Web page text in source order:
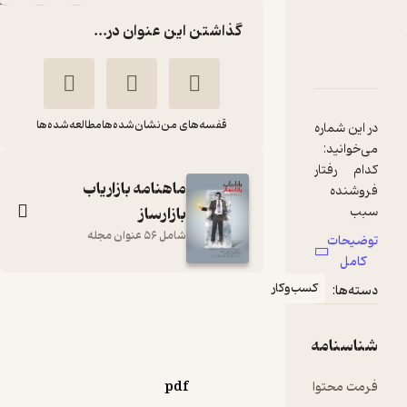
در این شماره
می‌خوانید:
کدام رفتار
فروشنده
سبب
رنجش
مشتری
رئال مادرید
بهتری است
فروشنده
بعدی را چه
توضیحات
کامل
دسته‌ها:
کسب‌وکار
شناسنامه
فرمت محتوا pdf
گذاشتن این عنوان در...
قفسه‌های من نشان‌شده‌هامطالعه‌شده‌ها
ماهنامه بازاریاب
بازارساز
شامل 56 عنوان مجله
انتشارات بازاریابی